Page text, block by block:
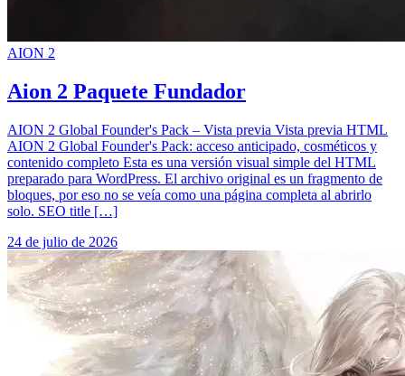
AION 2
Aion 2 Paquete Fundador
AION 2 Global Founder's Pack – Vista previa Vista previa HTML
AION 2 Global Founder's Pack: acceso anticipado, cosméticos y
contenido completo Esta es una versión visual simple del HTML
preparado para WordPress. El archivo original es un fragmento de
bloques, por eso no se veía como una página completa al abrirlo
solo. SEO title […]
24 de julio de 2026